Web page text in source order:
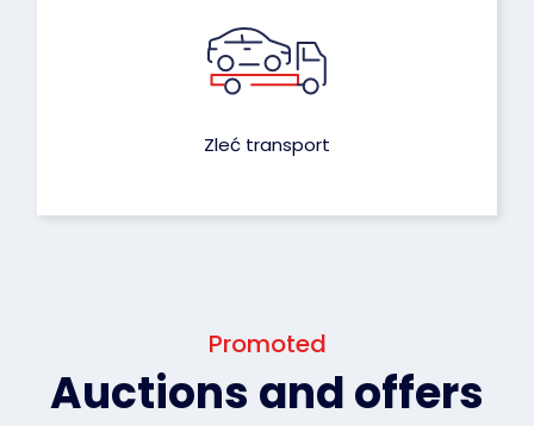
Zleć transport
Promoted
Auctions and offers